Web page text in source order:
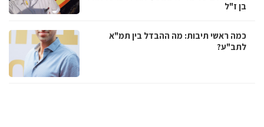
בן ז"ל
כמה ראשי תיבות: מה ההבדל בין תמ"א
לתב"ע?